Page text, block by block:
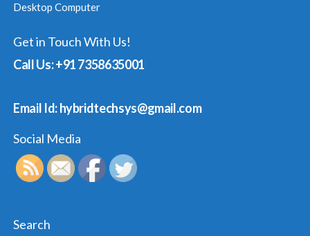
Desktop Computer
Get in Touch With Us!
Call Us: +91 7358635001
Email Id: hybridtechsys@gmail.com
Social Media
Search